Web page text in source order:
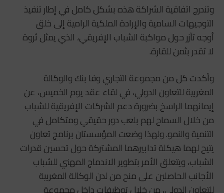
وتندرج اتفاقية الشراكة هذه بشكل كامل في إطار تنفيذ
التوجيهات السامية والإرادة الملكية الرامية إلى خلق
أوجه تآزر حول مواكبة الشباب الإفريقي، الذي يمثل ثروة
لا تقدر بثمن للقارة.
وأكدت كل من مجموعة التجاري وفا بنك والوكالة
المغربية للتعاون الدولي، في لقاء عقد يوم الخميس، عن
إيمانهما الراسخ بضرورة دعم الشركات الإفريقية للشباب
من خلال السماح لهم بلعب دور حقيقي ومتكامل في
التنمية والنمو. ولهذا وضعت المؤسستان برنامج تعاون
يتيح لهما هيكلة تدابيرهما المشتركة حول تحسين قدرات
الشباب، ويتعلق الأمر بتطوير الاندماج المهني للشباب
الأجانب الحاصلين على منح من لدن الوكالة المغربية
للتعاون الدولي، من خلال توظيفات داخل مجموعة